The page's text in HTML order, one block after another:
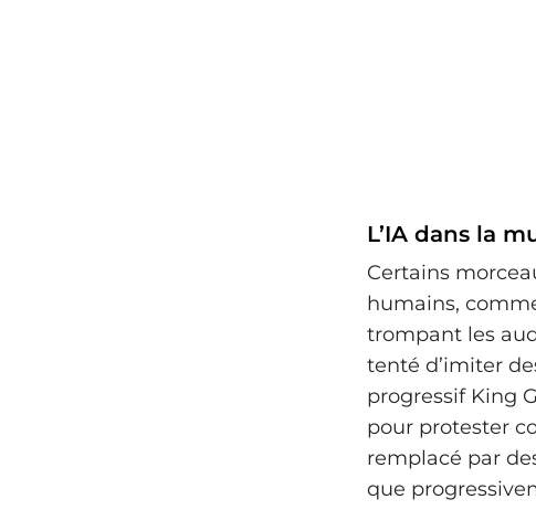
L’IA dans la
Certains
humains,
trompant les
tenté d’imiter
progressif King
pour protester
remplacé par
que